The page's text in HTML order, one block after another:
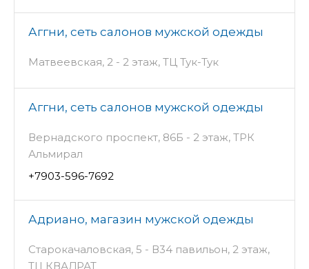
Аггни, сеть салонов мужской одежды
Матвеевская, 2 - 2 этаж, ТЦ Тук-Тук
Аггни, сеть салонов мужской одежды
Вернадского проспект, 86Б - 2 этаж, ТРК
Альмирал
+7903-596-7692
Адриано, магазин мужской одежды
Старокачаловская, 5 - В34 павильон, 2 этаж,
ТЦ КВАДРАТ